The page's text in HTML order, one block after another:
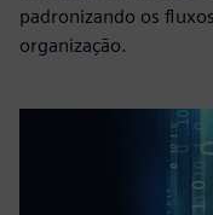
padronizando os
organização.